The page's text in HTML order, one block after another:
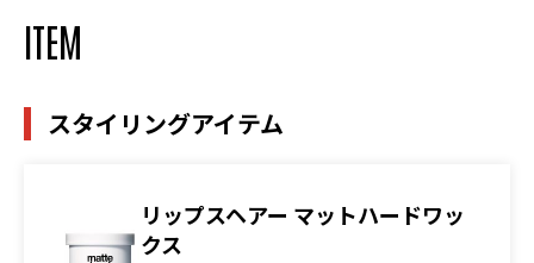
ITEM
スタイリングアイテム
リップスヘアー マットハードワッ
クス